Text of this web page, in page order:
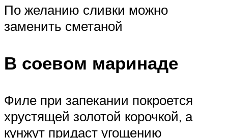
По желанию сливки можно
заменить сметаной
В соевом маринаде
Филе при запекании покроется
хрустящей золотой корочкой, а
кунжут придаст угощению